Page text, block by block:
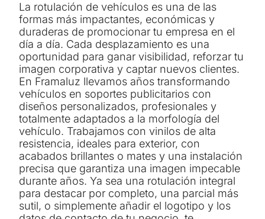
La rotulación de vehículos es una de las
formas más impactantes, económicas y
duraderas de promocionar tu empresa en el
día a día. Cada desplazamiento es una
oportunidad para ganar visibilidad, reforzar tu
imagen corporativa y captar nuevos clientes.
En Framaluz llevamos años transformando
vehículos en soportes publicitarios con
diseños personalizados, profesionales y
totalmente adaptados a la morfología del
vehículo. Trabajamos con vinilos de alta
resistencia, ideales para exterior, con
acabados brillantes o mates y una instalación
precisa que garantiza una imagen impecable
durante años. Ya sea una rotulación integral
para destacar por completo, una parcial más
sutil, o simplemente añadir el logotipo y los